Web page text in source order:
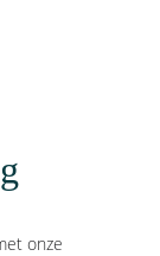
onze